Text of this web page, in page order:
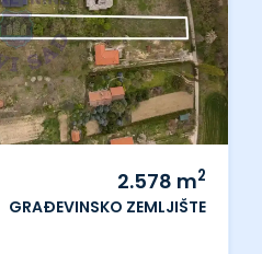
2.578 m2
GRAĐEVINSKO ZEMLJIŠTE